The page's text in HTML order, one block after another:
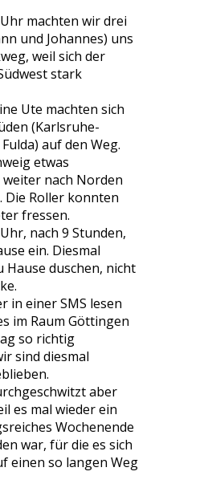
machten wir drei
und Johannes) uns
weil sich der
stark
Ute machten sich
(Karlsruhe-
auf den Weg.
etwas
nach Norden
Die Roller konnten
fressen.
nach 9 Stunden,
ein. Diesmal
Hause duschen, nicht
in einer SMS lesen
im Raum Göttingen
so richtig
sind diesmal
aber
es mal wieder ein
Wochenende
war, für die es sich
einen so langen Weg